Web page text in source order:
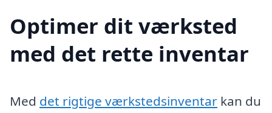
Optimer dit værksted
med det rette inventar
Med det rigtige værkstedsinventar kan du